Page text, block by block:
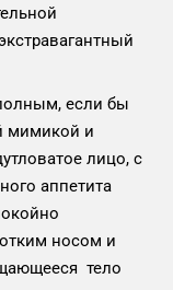
если бы
мимикой и
лицо, с
аппетита
носом и
тело